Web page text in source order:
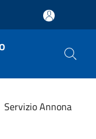
Servizio Annona